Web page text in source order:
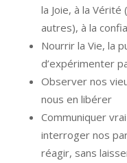
la Joie, à la
autres), à la
Nourrir la Vie, la
d’expérimenter
Observer nos
nous en libérer
Communiquer
interroger nos
réagir, sans